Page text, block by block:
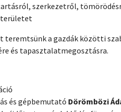
szerkezetről,
területet
teremtsünk a gazdák közötti
és tapasztalatmegosztásra.
és gépbemutató Dörömbözi